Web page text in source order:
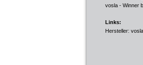
vosla - Winner
Links:
Hersteller: